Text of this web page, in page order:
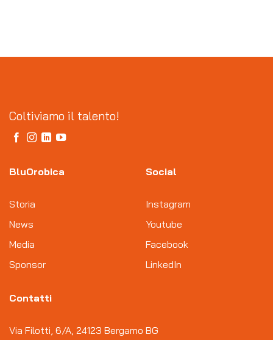
Coltiviamo il talento!
BluOrobica
Storia
News
Media
Sponsor
Social
Instagram
Youtube
Facebook
LinkedIn
Contatti
Via Filotti, 6/A, 24123 Bergamo BG